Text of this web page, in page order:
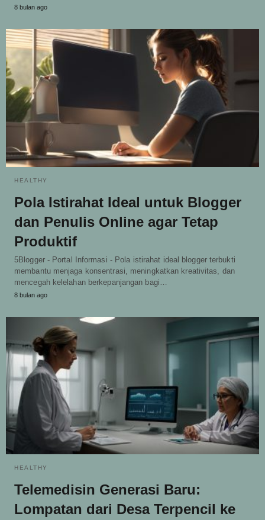
8 bulan ago
HEALTHY
Pola Istirahat Ideal untuk Blogger
dan Penulis Online agar Tetap
Produktif
5Blogger - Portal Informasi - Pola istirahat ideal blogger terbukti
membantu menjaga konsentrasi, meningkatkan kreativitas, dan
mencegah kelelahan berkepanjangan bagi…
8 bulan ago
HEALTHY
Telemedisin Generasi Baru:
Lompatan dari Desa Terpencil ke